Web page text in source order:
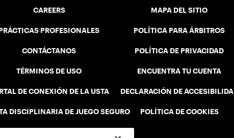
CAREERS
PRÁCTICAS PROFESIONALES
CONTÁCTANOS
TÉRMINOS DE USO
DE CONEXIÓN DE LA USTA
DISCIPLINARIA DE JUEGO SEGURO
MAPA DEL SITIO
POLÍTICA PARA ÁRBITROS
POLÍTICA DE PRIVACIDAD
ENCUENTRA TU CUENTA
DECLARACIÓN DE
POLÍTICA DE COOKIES